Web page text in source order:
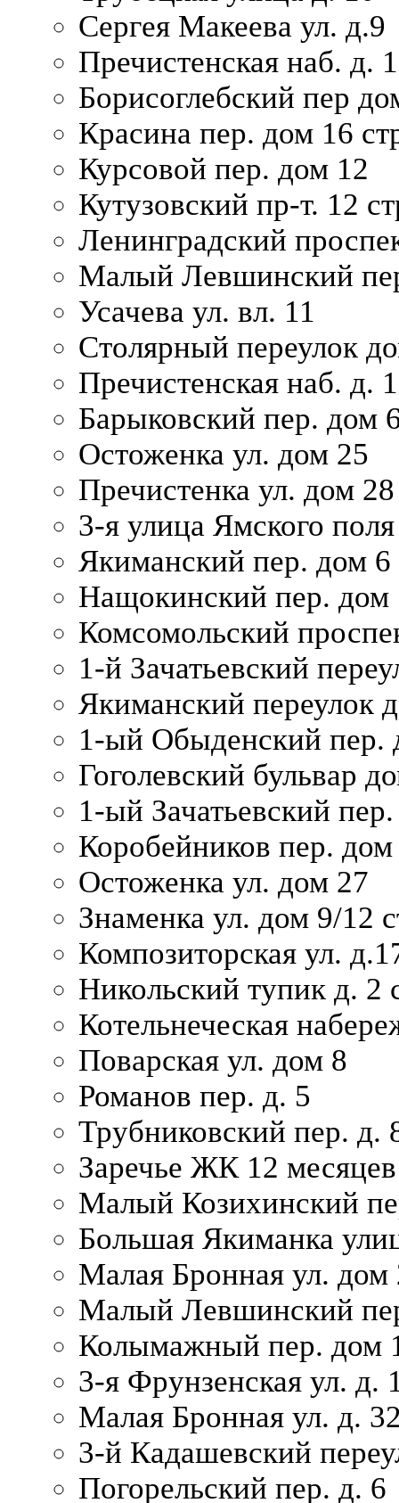
Сергея Макеева ул. д.9
Пречистенская наб. д.
Борисоглебский пер
Красина пер. дом 16
Курсовой пер. дом 12
Кутузовский пр-т. 12
Ленинградский
Малый Левшинский
Усачева ул. вл. 11
Столярный переулок
Пречистенская наб. д.
Барыковский пер. дом
Остоженка ул. дом 25
Пречистенка ул. дом 28
3-я улица Ямского
Якиманский пер. дом 6
Нащокинский пер. дом
Комсомольский
1-й Зачатьевский
Якиманский переулок
1-ый Обыденский пер.
Гоголевский бульвар
1-ый Зачатьевский
Коробейников пер.
Остоженка ул. дом 27
Знаменка ул. дом 9/12
Композиторская ул.
Никольский тупик д. 2
Котельнеческая
Поварская ул. дом 8
Романов пер. д. 5
Трубниковский пер. д.
Заречье ЖК 12 месяцев
Малый Козихинский
Большая Якиманка
Малая Бронная ул. дом
Малый Левшинский
Колымажный пер. дом
3-я Фрунзенская ул. д.
Малая Бронная ул. д.
3-й Кадашевский
Погорельский пер. д. 6